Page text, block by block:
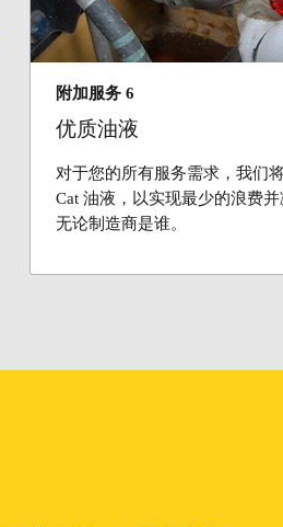
附加服务 6
优质油液
对于您的所有服务需求，我们
Cat 油液，以实现最少的浪费并
无论制造商是谁。